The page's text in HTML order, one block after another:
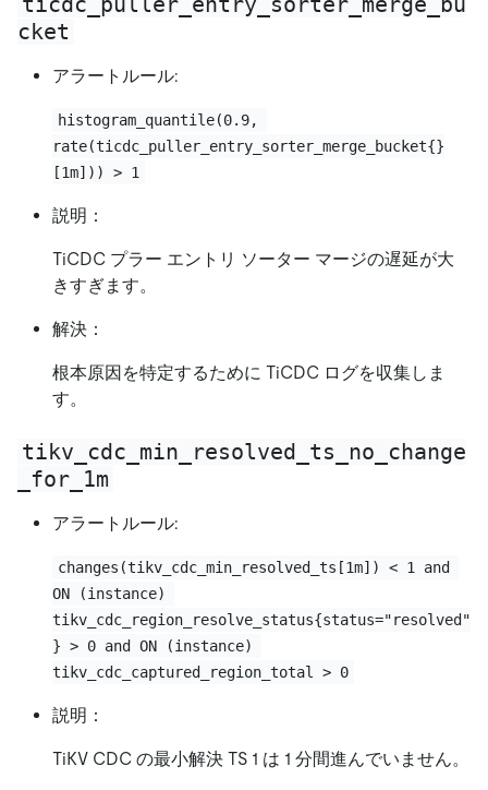
cket
アラートルール:
histogram_quantile(0.9,
rate(ticdc_puller_entry_sorter_merge_bucket{}
[1m])) > 1
説明：
TiCDC プラー エントリ ソーター マージの遅延が大
きすぎます。
解決：
根本原因を特定するために TiCDC ログを収集しま
す。
tikv_cdc_min_resolved_ts_no_change
_for_1m
アラートルール:
changes(tikv_cdc_min_resolved_ts[1m]) < 1 and
ON (instance)
tikv_cdc_region_resolve_status{status="resolved"
} > 0 and ON (instance)
tikv_cdc_captured_region_total > 0
説明：
TiKV CDC の最小解決 TS 1 は 1 分間進んでいません。